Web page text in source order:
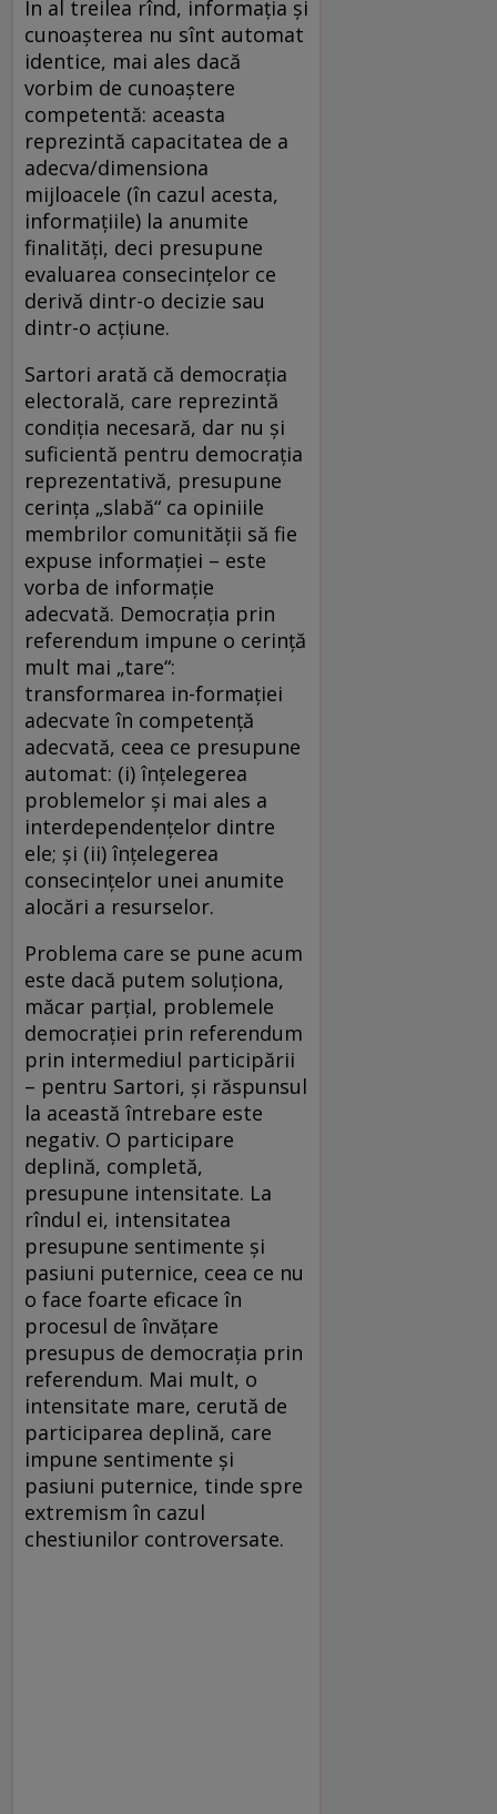
În al treilea rînd, informația și
cunoașterea nu sînt automat
identice, mai ales dacă
vorbim de cunoaștere
competentă: aceasta
reprezintă capacitatea de a
adecva/dimensiona
mijloacele (în cazul acesta,
informațiile) la anumite
finalități, deci presupune
evaluarea consecințelor ce
derivă dintr-o decizie sau
dintr-o acțiune.
Sartori arată că democrația
electorală, care reprezintă
condiția necesară, dar nu și
suficientă pentru democrația
reprezentativă, presupune
cerința „slabă“ ca opiniile
membrilor comunității să fie
expuse informației – este
vorba de informație
adecvată. Democrația prin
referendum impune o cerință
mult mai „tare“:
transformarea in-formației
adecvate în competență
adecvată, ceea ce presupune
automat: (i) înțelegerea
problemelor și mai ales a
interdependențelor dintre
ele; și (ii) înțelegerea
consecințelor unei anumite
alocări a resurselor.
Problema care se pune acum
este dacă putem soluționa,
măcar parțial, problemele
democrației prin referendum
prin intermediul participării
– pentru Sartori, și răspunsul
la această întrebare este
negativ. O participare
deplină, completă,
presupune intensitate. La
rîndul ei, intensitatea
presupune sentimente și
pasiuni puternice, ceea ce nu
o face foarte eficace în
procesul de învățare
presupus de democrația prin
referendum. Mai mult, o
intensitate mare, cerută de
participarea deplină, care
impune sentimente și
pasiuni puternice, tinde spre
extremism în cazul
chestiunilor controversate.